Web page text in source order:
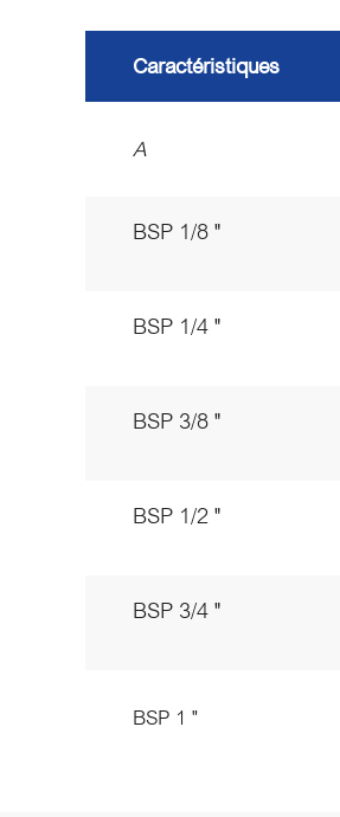
Caractéristiques
A
BSP 1/8 "
BSP 1/4 "
BSP 3/8 "
BSP 1/2 "
BSP 3/4 "
BSP 1 "